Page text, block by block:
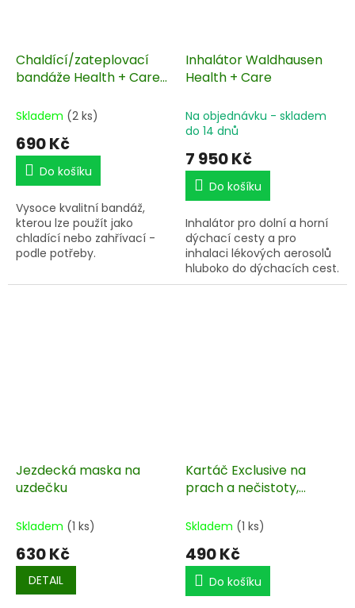
Chaldící/zateplovací
bandáže Health + Care
Skladem (2 ks)
690 Kč
Do košíku
Vysoce kvalitní bandáž,
kterou lze použít jako
chladící nebo zahřívací -
podle potřeby.
Inhalátor Waldhausen
Health + Care
Na objednávku - skladem
do 14 dnů
7 950 Kč
Do košíku
Inhalátor pro dolní a horní
dýchací cesty a pro
inhalaci lékových aerosolů
hluboko do dýchacích cest.
Jezdecká maska na
uzdečku
Skladem (1 ks)
630 Kč
DETAIL
Kartáč Exclusive na
prach a nečistoty,
Skladem (1 ks)
490 Kč
Do košíku